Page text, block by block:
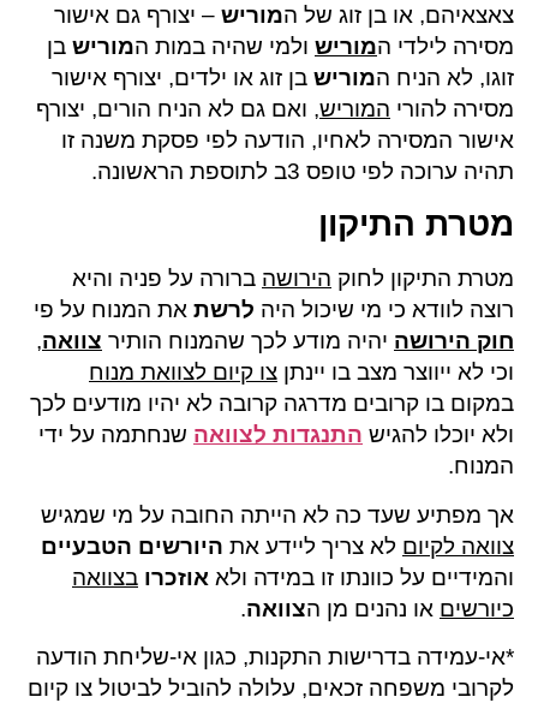
צאצאיהם, או בן זוג של המוריש – יצורף גם אישור
מסירה לילדי המוריש ולמי שהיה במות המוריש בן
זוגו, לא הניח המוריש בן זוג או ילדים, יצורף אישור
מסירה להורי המוריש, ואם גם לא הניח הורים, יצורף
אישור המסירה לאחיו, הודעה לפי פסקת משנה זו
תהיה ערוכה לפי טופס 3ב לתוספת הראשונה.
מטרת התיקון
מטרת התיקון לחוק הירושה ברורה על פניה והיא
רוצה לוודא כי מי שיכול היה לרשת את המנוח על פי
חוק הירושה יהיה מודע לכך שהמנוח הותיר צוואה,
וכי לא ייווצר מצב בו יינתן צו קיום לצוואת מנוח
במקום בו קרובים מדרגה קרובה לא יהיו מודעים לכך
ולא יוכלו להגיש התנגדות לצוואה שנחתמה על ידי
המנוח.
אך מפתיע שעד כה לא הייתה החובה על מי שמגיש
צוואה לקיום לא צריך ליידע את היורשים הטבעיים
והמידיים על כוונתו זו במידה ולא אוזכרו בצוואה
כיורשים או נהנים מן הצוואה.
*אי-עמידה בדרישות התקנות, כגון אי-שליחת הודעה
לקרובי משפחה זכאים, עלולה להוביל לביטול צו קיום